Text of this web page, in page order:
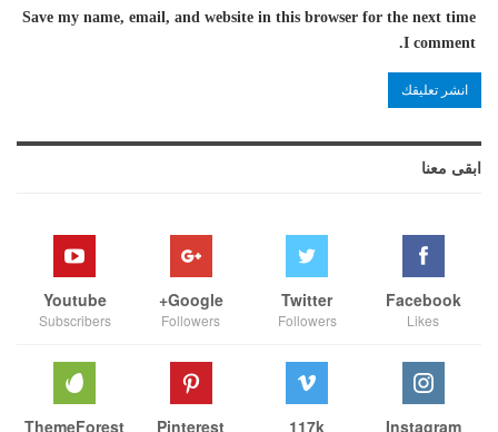
Save my name, email, and website in this browser for the next time
I comment.
ابقى معنا
Facebook
Likes
Twitter
Followers
Google+
Followers
Youtube
Subscribers
Instagram
117k
Pinterest
ThemeForest